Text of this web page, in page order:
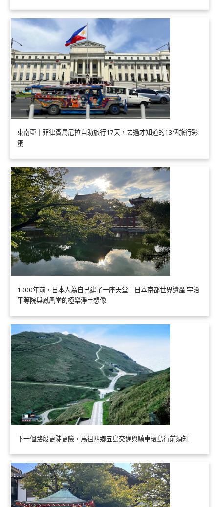
東南亞｜菲律賓馬尼拉自助旅行17天，去過才知道的13個旅行彩
蛋
1000年前，日本人為自己建了一座天堂｜日本京都世界遺產 宇治
平等院與鳳凰堂的極樂淨土想像
下一個路段更陡更險，馬祖四鄉五島交通與騎車環島行前須知